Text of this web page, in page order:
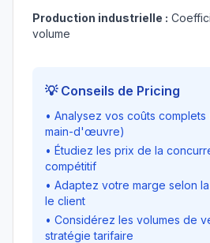
Production industrielle :
volume
💡 Conseils de Pricing
• Analysez vos coûts
main-d'œuvre)
• Étudiez les prix de la
compétitif
• Adaptez votre marge selon
le client
• Considérez les volumes de
stratégie tarifaire